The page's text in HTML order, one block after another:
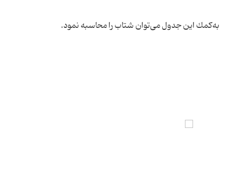
به‌كمك این جدول می‌توان شتاب را محاسبه نمود.